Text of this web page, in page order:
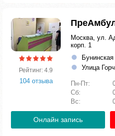
Рейтинг: 4.9
104 отзыва
Москва, ул.
корп. 1
Улица
Пн-Пт:
Сб:
Вс:
Онлайн запись